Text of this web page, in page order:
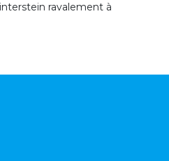
ravalement à